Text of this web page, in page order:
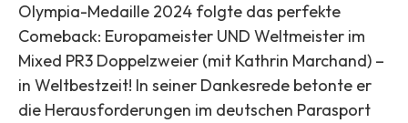
Olympia-Medaille 2024 folgte das perfekte
Comeback: Europameister UND Weltmeister im
Mixed PR3 Doppelzweier (mit Kathrin Marchand) –
in Weltbestzeit! In seiner Dankesrede betonte er
die Herausforderungen im deutschen Parasport